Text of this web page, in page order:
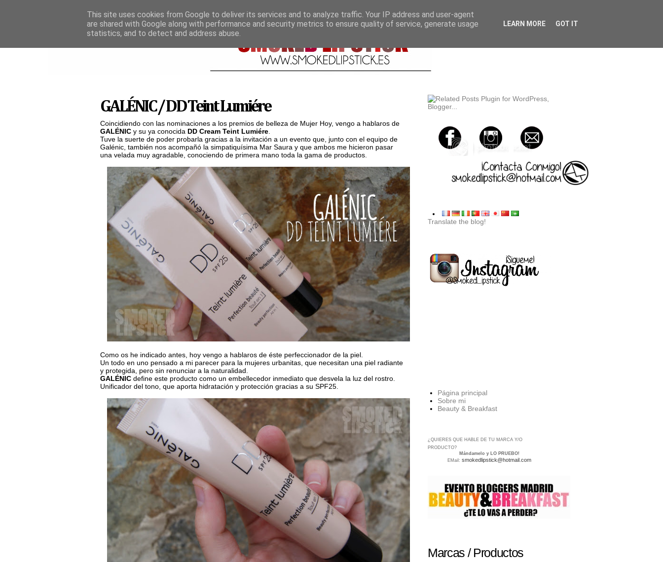
GALÉNIC / DD Teint Lumiére
Coincidiendo con las nominaciones a los premios de belleza de Mujer Hoy, vengo a hablaros de
GALÉNICy su ya conocida DD Cream Teint Lumiére.
Tuve la suerte de poder probarla gracias a la invitación a un evento que, junto con el equipo de
Galénic, también nos acompañó la simpatiquísima Mar Saura y que ambos me hicieron pasar
una velada muy agradable, conociendo de primera mano toda la gama de productos.
Como os he indicado antes, hoy vengo a hablaros de éste perfeccionador de la piel.
Un todo en uno pensado a mi parecer para la mujeres urbanitas, que necesitan una piel radiante
y protegida, pero sin renunciar a la naturalidad.
GALÉNICdefine este producto como un embellecedor inmediato que desvela la luz del rostro.
Unificador del tono, que aporta hidratación y protección gracias a su SPF25.
Translate the blog!
Página principal
Sobre mi
Beauty & Breakfast
¿QUIERES QUE HABLE DE TU MARCA Y/O
PRODUCTO?
Mándamelo y LO PRUEBO!
EMail: smokedlipstick@hotmail.com
Marcas / Productos
This site uses cookies from Google to deliver its services and to analyze traffic. Your IP address and user-agent
are shared with Google along with performance and security metrics to ensure quality of service, generate usage
statistics, and to detect and address abuse.
LEARN MORE GOT IT